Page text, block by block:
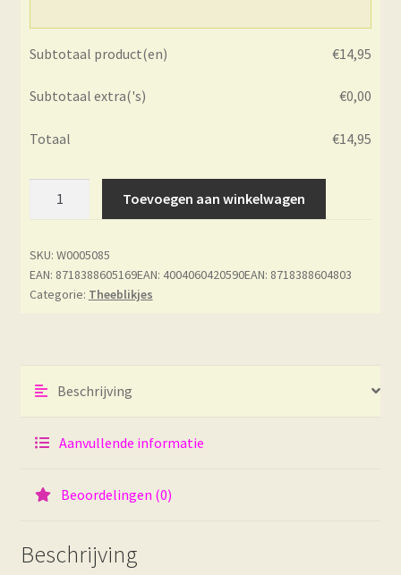
Subtotaal product(en) €14,95
Subtotaal extra('s) €0,00
Totaal €14,95
Celadon
-
Nenufa
Toevoegen aan winkelwagen
SKU: W0005085
EAN: 8718388605169EAN: 4004060420590EAN: 8718388604803
Categorie: Theeblikjes
Beschrijving
Aanvullende informatie
Beoordelingen (0)
Beschrijving